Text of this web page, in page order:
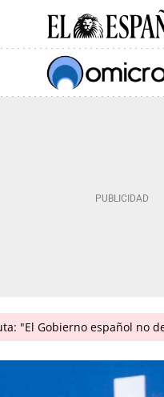
"El Gobierno español no